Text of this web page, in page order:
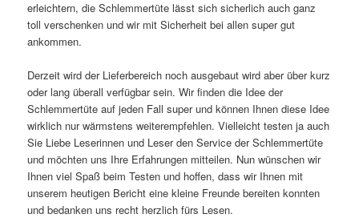
erleichtern, die Schlemmertüte lässt sich sicherlich auch ganz
toll verschenken und wir mit Sicherheit bei allen super gut
ankommen.
Derzeit wird der Lieferbereich noch ausgebaut wird aber über kurz
oder lang überall verfügbar sein. Wir finden die Idee der
Schlemmertüte auf jeden Fall super und können Ihnen diese Idee
wirklich nur wärmstens weiterempfehlen. Vielleicht testen ja auch
Sie Liebe Leserinnen und Leser den Service der Schlemmertüte
und möchten uns Ihre Erfahrungen mitteilen. Nun wünschen wir
Ihnen viel Spaß beim Testen und hoffen, dass wir Ihnen mit
unserem heutigen Bericht eine kleine Freunde bereiten konnten
und bedanken uns recht herzlich fürs Lesen.